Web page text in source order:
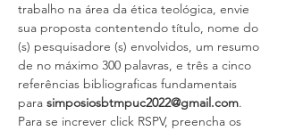
trabalho na área da ética teológica, envie
sua proposta contentendo título, nome do
(s) pesquisadore (s) envolvidos, um resumo
de no máximo 300 palavras, e três a cinco
referências bibliograficas fundamentais
para simposiosbtmpuc2022@gmail.com.
Para se increver click RSPV, preencha os